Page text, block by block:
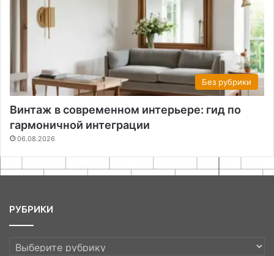
Без рубрики
Винтаж в современном интерьере: гид по
гармоничной интеграции
06.08.2026
РУБРИКИ
РУБРИКИ